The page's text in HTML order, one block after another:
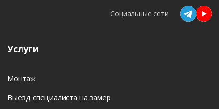
Услуги
Монтаж
Выезд специалиста на замер
Социальные сети